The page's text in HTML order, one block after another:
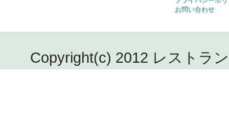
お問い合わせ
Copyright(c) 2012 レストラ